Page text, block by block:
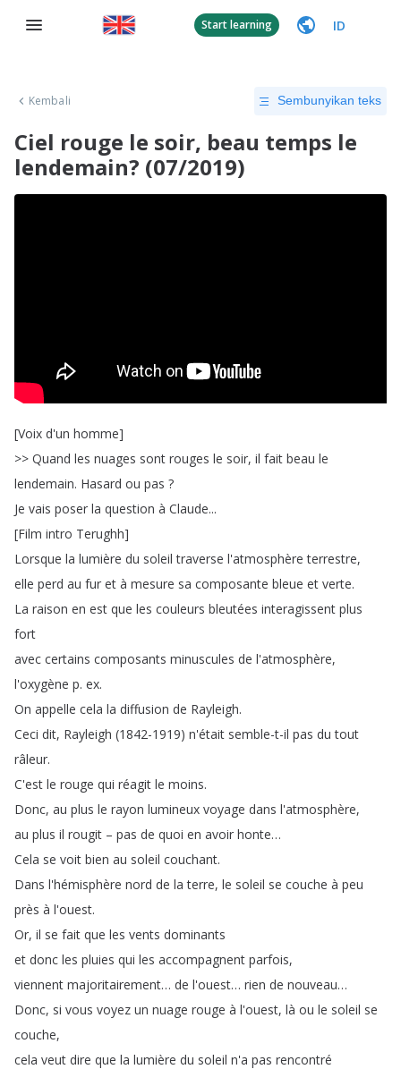
Start learning ID
Kembali Sembunyikan teks
Ciel rouge le soir, beau temps le
lendemain? (07/2019)
[Voix d'un homme]
>> Quand les nuages sont rouges le soir, il fait beau le
lendemain. Hasard ou pas ?
Je vais poser la question à Claude...
[Film intro Terughh]
Lorsque la lumière du soleil traverse l'atmosphère terrestre,
elle perd au fur et à mesure sa composante bleue et verte.
La raison en est que les couleurs bleutées interagissent plus
fort
avec certains composants minuscules de l'atmosphère,
l'oxygène p. ex.
On appelle cela la diffusion de Rayleigh.
Ceci dit, Rayleigh (1842-1919) n'était semble-t-il pas du tout
râleur.
C'est le rouge qui réagit le moins.
Donc, au plus le rayon lumineux voyage dans l'atmosphère,
au plus il rougit – pas de quoi en avoir honte…
Cela se voit bien au soleil couchant.
Dans l'hémisphère nord de la terre, le soleil se couche à peu
près à l'ouest.
Or, il se fait que les vents dominants
et donc les pluies qui les accompagnent parfois,
viennent majoritairement… de l'ouest… rien de nouveau…
Donc, si vous voyez un nuage rouge à l'ouest, là ou le soleil se
couche,
cela veut dire que la lumière du soleil n'a pas rencontré